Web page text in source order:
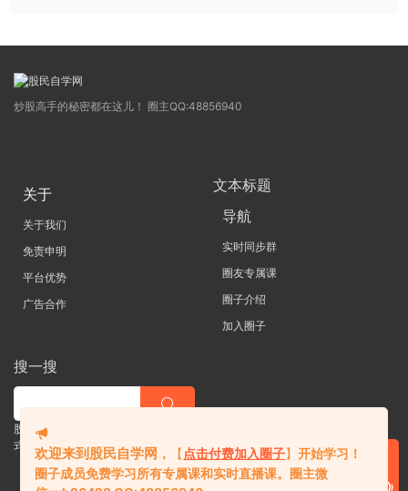
炒股高手的秘密都在这儿！ 圈主QQ:48856940
关于
关于我们
免责申明
平台优势
广告合作
文本标题
导航
实时同步群
圈友专属课
圈子介绍
加入圈子
搜一搜
股票 |直播| 外汇| 期货 |金融理财一站
式学习平台
欢迎来到股民自学网 ， 【 点击付费加入圈子】开始学习！
圈子成员免费学习所有专属课和实时直播课。 圈主微